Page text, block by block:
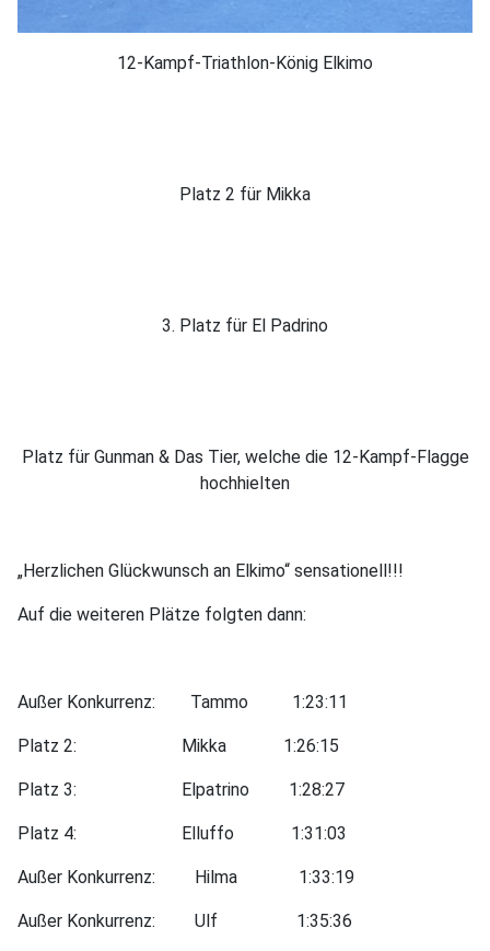
12-Kampf-Triathlon-König Elkimo
Platz 2 für Mikka
3. Platz für El Padrino
Platz für Gunman & Das Tier, welche die 12-Kampf-Flagge
hochhielten
„Herzlichen Glückwunsch an Elkimo“ sensationell!!!
Auf die weiteren Plätze folgten dann:
Außer Konkurrenz: Tammo 1:23:11
Platz 2: Mikka 1:26:15
Platz 3: Elpatrino 1:28:27
Platz 4: Elluffo 1:31:03
Außer Konkurrenz: Hilma 1:33:19
Außer Konkurrenz: Ulf 1:35:36